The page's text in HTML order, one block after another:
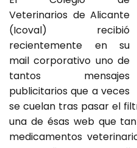
Veterinarios de Alicante
(Icoval) recibió
recientemente en su
mail corporativo uno de
tantos mensajes
publicitarios que a veces
se cuelan tras pasar el
una de ésas web que
medicamentos